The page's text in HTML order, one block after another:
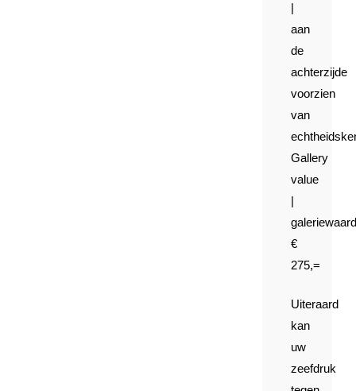
|
aan
de
achterzijde
voorzien
van
Gallery
value
|
€
275,=
Uiteraard
kan
uw
zeefdruk